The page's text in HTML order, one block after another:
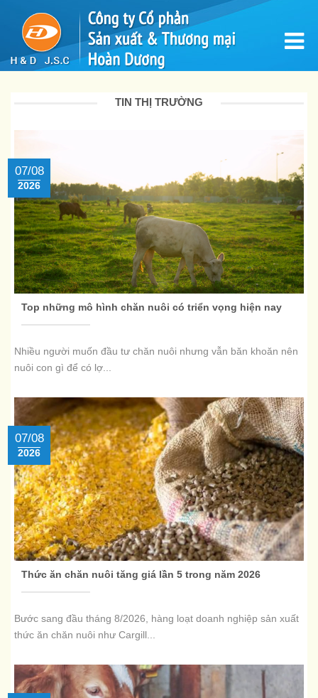
TIN THỊ TRƯỜNG
Top những mô hình chăn nuôi có triển vọng hiện nay
07/08
2026
​​​​​​​Nhiều người muốn đầu tư chăn nuôi nhưng vẫn băn khoăn nên
nuôi con gì để có lợ...
Thức ăn chăn nuôi tăng giá lần 5 trong năm 2026
07/08
2026
Bước sang đầu tháng 8/2026, hàng loạt doanh nghiệp sản xuất
thức ăn chăn nuôi như Cargill...